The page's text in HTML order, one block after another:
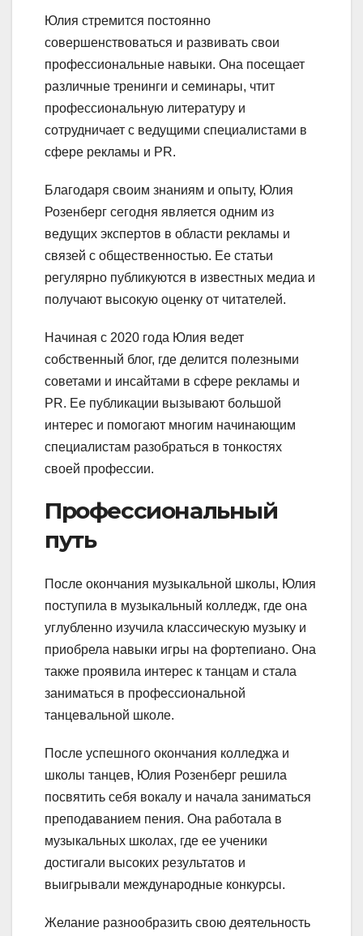
Юлия стремится постоянно
совершенствоваться и развивать свои
профессиональные навыки. Она посещает
различные тренинги и семинары, чтит
профессиональную литературу и
сотрудничает с ведущими специалистами в
сфере рекламы и PR.
Благодаря своим знаниям и опыту, Юлия
Розенберг сегодня является одним из
ведущих экспертов в области рекламы и
связей с общественностью. Ее статьи
регулярно публикуются в известных медиа и
получают высокую оценку от читателей.
Начиная с 2020 года Юлия ведет
собственный блог, где делится полезными
советами и инсайтами в сфере рекламы и
PR. Ее публикации вызывают большой
интерес и помогают многим начинающим
специалистам разобраться в тонкостях
своей профессии.
Профессиональный
путь
После окончания музыкальной школы, Юлия
поступила в музыкальный колледж, где она
углубленно изучила классическую музыку и
приобрела навыки игры на фортепиано. Она
также проявила интерес к танцам и стала
заниматься в профессиональной
танцевальной школе.
После успешного окончания колледжа и
школы танцев, Юлия Розенберг решила
посвятить себя вокалу и начала заниматься
преподаванием пения. Она работала в
музыкальных школах, где ее ученики
достигали высоких результатов и
выигрывали международные конкурсы.
Желание разнообразить свою деятельность